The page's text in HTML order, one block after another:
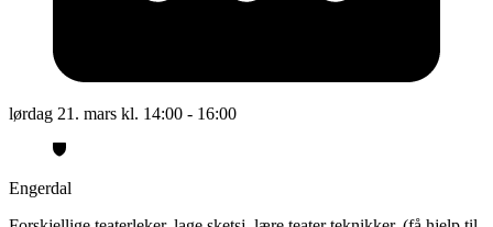
lørdag 21. mars kl. 14:00 - 16:00
Engerdal